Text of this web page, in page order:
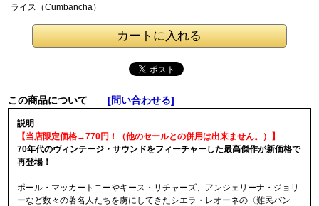
ライス（Cumbancha）
この商品について [問い合わせる]
説明
【当店限定価格→770円！（他のセールとの併用は出来ません。）】
70年代のヴィンテージ・サウンドをフィーチャーした最高傑作が新価格で
再登場！
ポール・マッカートニーやキース・リチャーズ、アンジェリーナ・ジョリ
ーなど数々の著名人たちを虜にしてきたシエラ・レオーネの〈難民バン